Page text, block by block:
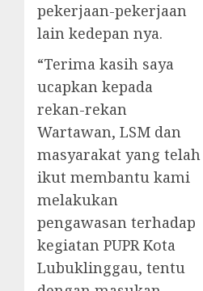
pekerjaan-pekerjaan
lain kedepan nya.
“Terima kasih saya
ucapkan kepada
rekan-rekan
Wartawan, LSM dan
masyarakat yang telah
ikut membantu kami
melakukan
pengawasan terhadap
kegiatan PUPR Kota
Lubuklinggau, tentu